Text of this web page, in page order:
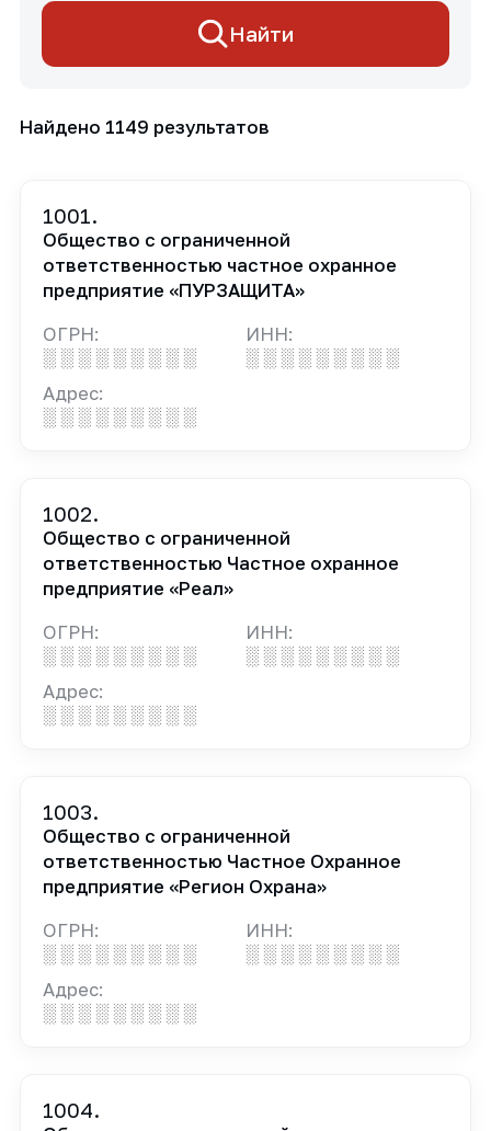
Найти
Найдено 1149 результатов
1001.
Общество с ограниченной
ответственностью частное охранное
предприятие «ПУРЗАЩИТА»
ОГРН:
░ ░ ░ ░ ░ ░ ░ ░ ░
ИНН:
░ ░ ░ ░ ░ ░ ░ ░ ░
Адрес:
░ ░ ░ ░ ░ ░ ░ ░ ░
1002.
Общество с ограниченной
ответственностью Частное охранное
предприятие «Реал»
ОГРН:
░ ░ ░ ░ ░ ░ ░ ░ ░
ИНН:
░ ░ ░ ░ ░ ░ ░ ░ ░
Адрес:
░ ░ ░ ░ ░ ░ ░ ░ ░
1003.
Общество с ограниченной
ответственностью Частное Охранное
предприятие «Регион Охрана»
ОГРН:
░ ░ ░ ░ ░ ░ ░ ░ ░
ИНН:
░ ░ ░ ░ ░ ░ ░ ░ ░
Адрес:
░ ░ ░ ░ ░ ░ ░ ░ ░
1004.